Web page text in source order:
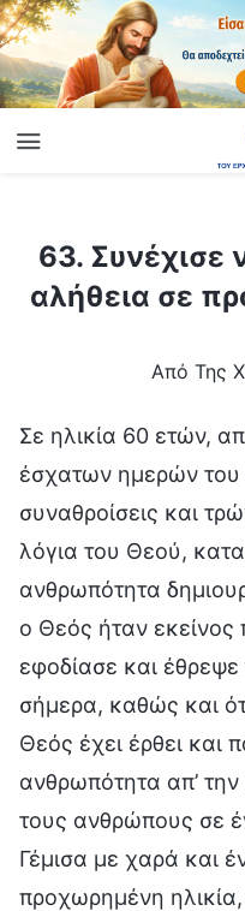
63. Συνέχισε
αλήθεια σε
Από Της
Σε ηλικία 60 ετών,
έσχατων ημερών του
συναθροίσεις και
λόγια του Θεού,
ανθρωπότητα
ο Θεός ήταν
εφοδίασε και
σήμερα, καθώς και
Θεός έχει έρθει και
ανθρωπότητα απ’
τους ανθρώπους σε
Γέμισα με χαρά και
προχωρημένη